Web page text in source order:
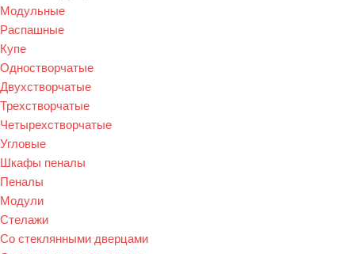
Модульные
Распашные
Купе
Одностворчатые
Двухстворчатые
Трехстворчатые
Четырехстворчатые
Угловые
Шкафы пеналы
Пеналы
Модули
Стелажи
Со стеклянными дверцами